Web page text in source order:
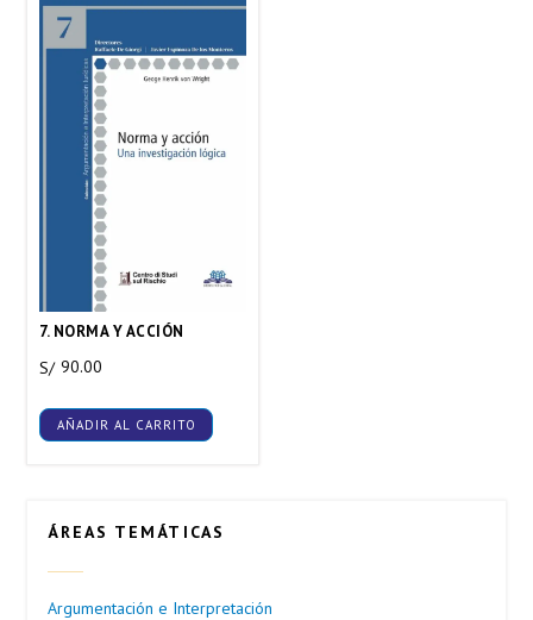
ÁREAS TEMÁTICAS
Argumentación e Interpretación
7. NORMA Y ACCIÓN
S/ 90.00
AÑADIR AL CARRITO